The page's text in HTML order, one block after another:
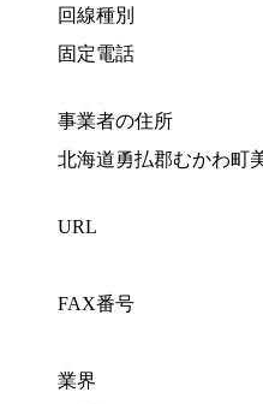
回線種別
固定電話
事業者の住所
北海道勇払郡むかわ町
URL
FAX番号
業界